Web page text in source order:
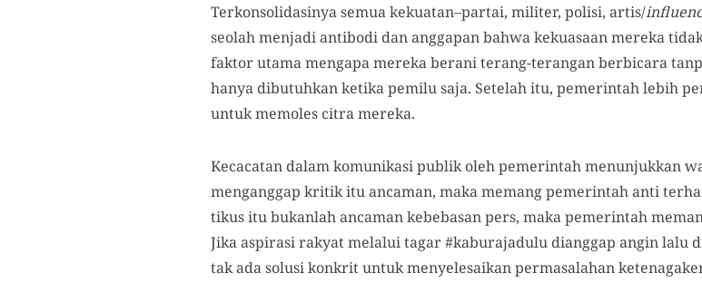
Terkonsolidasinya semua kekuatan–partai, militer, polisi, artis/
seolah menjadi antibodi dan anggapan bahwa kekuasaan mereka
faktor utama mengapa mereka berani terang-terangan berbicara
hanya dibutuhkan ketika pemilu saja. Setelah itu, pemerintah lebih
untuk memoles citra mereka.
Kecacatan dalam komunikasi publik oleh pemerintah menunjukkan
menganggap kritik itu ancaman, maka memang pemerintah anti
tikus itu bukanlah ancaman kebebasan pers, maka pemerintah
Jika aspirasi rakyat melalui tagar #kaburajadulu dianggap angin lalu
tak ada solusi konkrit untuk menyelesaikan permasalahan